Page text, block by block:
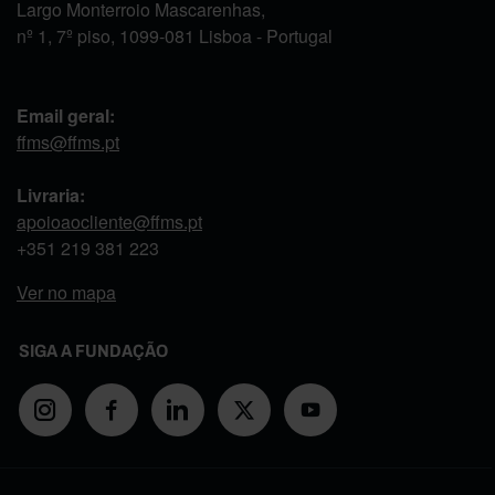
Largo Monterroio Mascarenhas,
nº 1, 7º piso, 1099-081 Lisboa - Portugal
Email geral:
ffms@ffms.pt
Livraria:
apoioaocliente@ffms.pt
+351 219 381 223
Ver no mapa
SIGA A FUNDAÇÃO